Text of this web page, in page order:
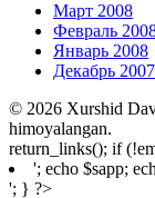
Март 2008
Февраль
Январь 2008
Декабрь 2007
© 2026 Xurshid
himoyalangan.
return_links(); if
'; echo $sapp;
'; } ?>